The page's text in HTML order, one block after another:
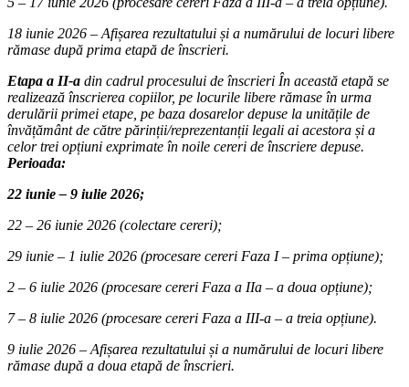
18 iunie 2026 – Afișarea rezultatului și a numărului de locuri libere
rămase după prima etapă de înscrieri.
Etapa a II-a din cadrul procesului de înscrieri În această etapă se
realizează înscrierea copiilor, pe locurile libere rămase în urma
derulării primei etape, pe baza dosarelor depuse la unitățile de
învățământ de către părinții/reprezentanții legali ai acestora și a
celor trei opțiuni exprimate în noile cereri de înscriere depuse.
Perioada:
22 iunie – 9 iulie 2026;
22 – 26 iunie 2026 (colectare cereri);
29 iunie – 1 iulie 2026 (procesare cereri Faza I – prima opțiune);
2 – 6 iulie 2026 (procesare cereri Faza a IIa – a doua opțiune);
7 – 8 iulie 2026 (procesare cereri Faza a III-a – a treia opțiune).
9 iulie 2026 – Afișarea rezultatului și a numărului de locuri libere
rămase după a doua etapă de înscrieri.